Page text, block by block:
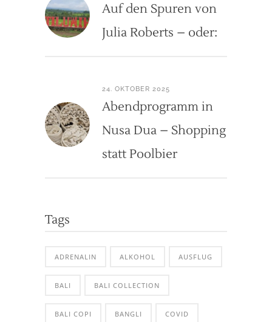
Auf den Spuren von
Julia Roberts – oder:
24. OKTOBER 2025
Abendprogramm in
Nusa Dua – Shopping
statt Poolbier
Tags
ADRENALIN ALKOHOL AUSFLUG
BALI BALI COLLECTION
BALI COPI BANGLI COVID